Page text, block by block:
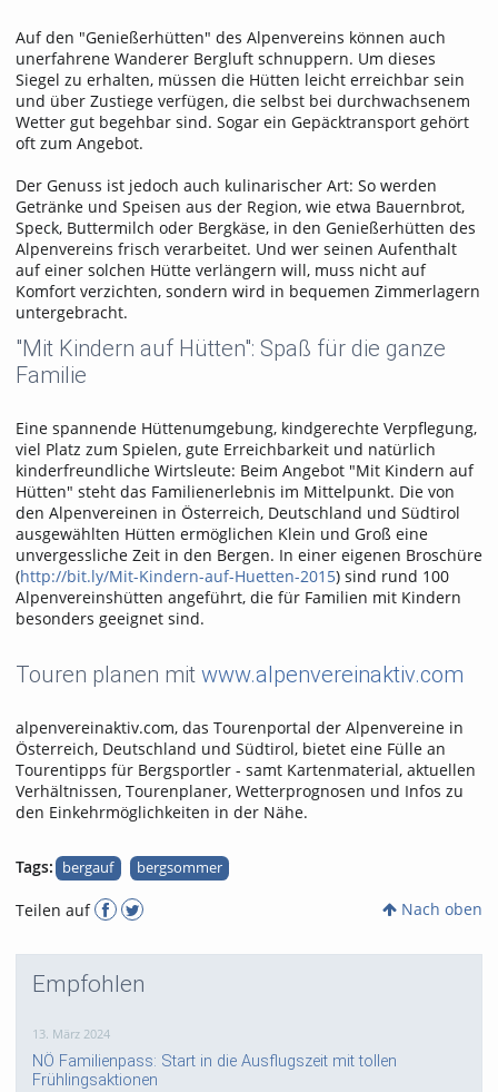
Auf den "Genießerhütten" des Alpenvereins können auch
unerfahrene Wanderer Bergluft schnuppern. Um dieses
Siegel zu erhalten, müssen die Hütten leicht erreichbar sein
und über Zustiege verfügen, die selbst bei durchwachsenem
Wetter gut begehbar sind. Sogar ein Gepäcktransport gehört
oft zum Angebot.
Der Genuss ist jedoch auch kulinarischer Art: So werden
Getränke und Speisen aus der Region, wie etwa Bauernbrot,
Speck, Buttermilch oder Bergkäse, in den Genießerhütten des
Alpenvereins frisch verarbeitet. Und wer seinen Aufenthalt
auf einer solchen Hütte verlängern will, muss nicht auf
Komfort verzichten, sondern wird in bequemen Zimmerlagern
untergebracht.
"Mit Kindern auf Hütten": Spaß für die ganze
Familie
Eine spannende Hüttenumgebung, kindgerechte Verpflegung,
viel Platz zum Spielen, gute Erreichbarkeit und natürlich
kinderfreundliche Wirtsleute: Beim Angebot "Mit Kindern auf
Hütten" steht das Familienerlebnis im Mittelpunkt. Die von
den Alpenvereinen in Österreich, Deutschland und Südtirol
ausgewählten Hütten ermöglichen Klein und Groß eine
unvergessliche Zeit in den Bergen. In einer eigenen Broschüre
(http://bit.ly/Mit-Kindern-auf-Huetten-2015) sind rund 100
Alpenvereinshütten angeführt, die für Familien mit Kindern
besonders geeignet sind.
Touren planen mit www.alpenvereinaktiv.com
alpenvereinaktiv.com, das Tourenportal der Alpenvereine in
Österreich, Deutschland und Südtirol, bietet eine Fülle an
Tourentipps für Bergsportler - samt Kartenmaterial, aktuellen
Verhältnissen, Tourenplaner, Wetterprognosen und Infos zu
den Einkehrmöglichkeiten in der Nähe.
Tags: bergauf bergsommer
Teilen auf Nach oben
Empfohlen
13. März 2024
NÖ Familienpass: Start in die Ausflugszeit mit tollen
Frühlingsaktionen